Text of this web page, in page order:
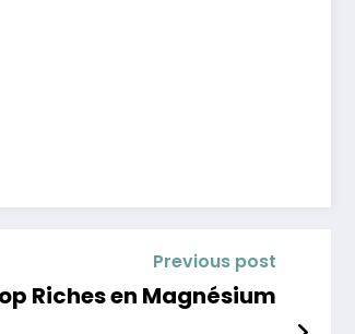
Previous post
Riches en Magnésium